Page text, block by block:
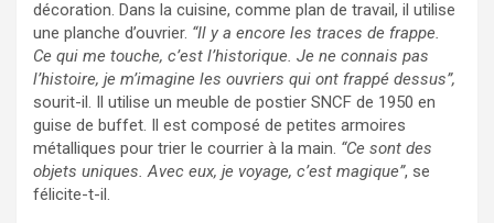
décoration. Dans la cuisine, comme plan de travail, il utilise
une planche d’ouvrier. “Il y a encore les traces de frappe.
Ce qui me touche, c’est l’historique. Je ne connais pas
l’histoire, je m’imagine les ouvriers qui ont frappé dessus”,
sourit-il. Il utilise un meuble de postier SNCF de 1950 en
guise de buffet. Il est composé de petites armoires
métalliques pour trier le courrier à la main. “Ce sont des
objets uniques. Avec eux, je voyage, c’est magique”, se
félicite-t-il.